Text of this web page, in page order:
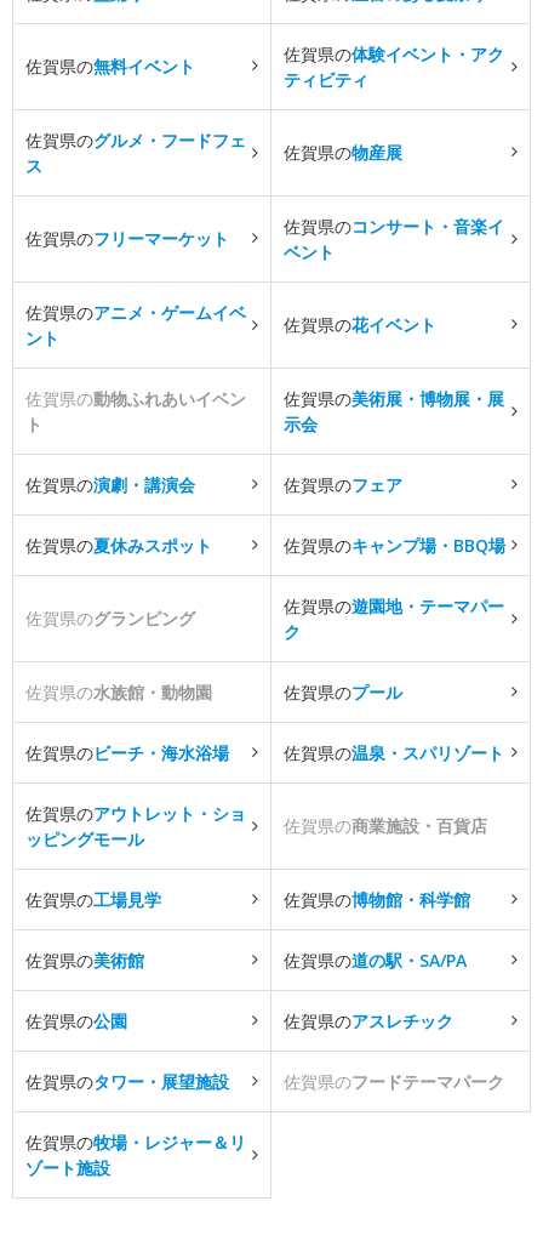
佐賀県の無料イベント
佐賀県の体験イベント・アク
ティビティ
佐賀県のグルメ・フードフェ
ス
佐賀県の物産展
佐賀県のフリーマーケット
佐賀県のコンサート・音楽イ
ベント
佐賀県のアニメ・ゲームイベ
ント
佐賀県の花イベント
佐賀県の動物ふれあいイベン
ト
佐賀県の美術展・博物展・展
示会
佐賀県の演劇・講演会 佐賀県のフェア
佐賀県の夏休みスポット 佐賀県のキャンプ場・BBQ場
佐賀県のグランピング
佐賀県の遊園地・テーマパー
ク
佐賀県の水族館・動物園 佐賀県のプール
佐賀県のビーチ・海水浴場 佐賀県の温泉・スパリゾート
佐賀県のアウトレット・ショ
ッピングモール
佐賀県の商業施設・百貨店
佐賀県の工場見学 佐賀県の博物館・科学館
佐賀県の美術館 佐賀県の道の駅・SA/PA
佐賀県の公園 佐賀県のアスレチック
佐賀県のタワー・展望施設 佐賀県のフードテーマパーク
佐賀県の牧場・レジャー＆リ
ゾート施設